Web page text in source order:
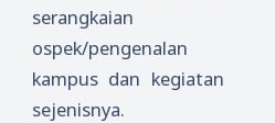
serangkaian
ospek/pengenalan
kampus dan kegiatan
sejenisnya.